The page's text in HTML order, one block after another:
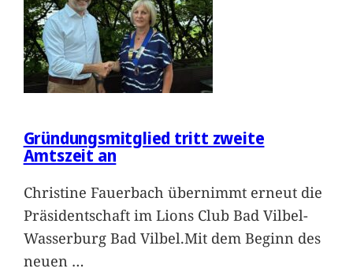
Gründungsmitglied tritt zweite
Amtszeit an
Christine Fauerbach übernimmt erneut die
Präsidentschaft im Lions Club Bad Vilbel-
Wasserburg Bad Vilbel.Mit dem Beginn des
neuen …